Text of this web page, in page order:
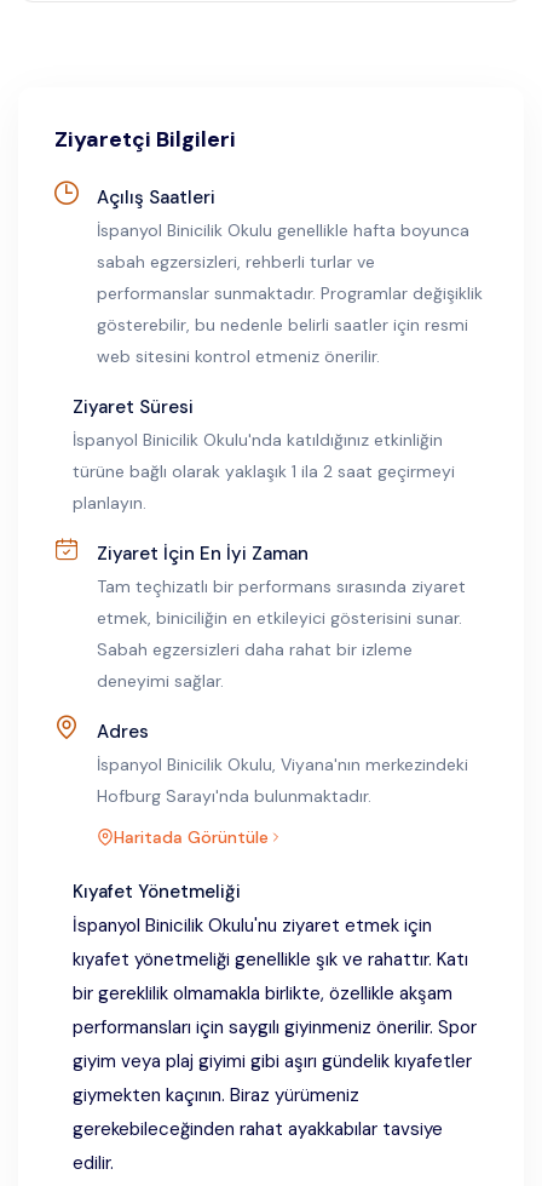
Ziyaretçi Bilgileri
Açılış Saatleri
İspanyol Binicilik Okulu genellikle hafta boyunca
sabah egzersizleri, rehberli turlar ve
performanslar sunmaktadır. Programlar değişiklik
gösterebilir, bu nedenle belirli saatler için resmi
web sitesini kontrol etmeniz önerilir.
Ziyaret Süresi
İspanyol Binicilik Okulu'nda katıldığınız etkinliğin
türüne bağlı olarak yaklaşık 1 ila 2 saat geçirmeyi
planlayın.
Ziyaret İçin En İyi Zaman
Tam teçhizatlı bir performans sırasında ziyaret
etmek, biniciliğin en etkileyici gösterisini sunar.
Sabah egzersizleri daha rahat bir izleme
deneyimi sağlar.
Adres
İspanyol Binicilik Okulu, Viyana'nın merkezindeki
Hofburg Sarayı'nda bulunmaktadır.
Haritada Görüntüle
Kıyafet Yönetmeliği
İspanyol Binicilik Okulu'nu ziyaret etmek için
kıyafet yönetmeliği genellikle şık ve rahattır. Katı
bir gereklilik olmamakla birlikte, özellikle akşam
performansları için saygılı giyinmeniz önerilir. Spor
giyim veya plaj giyimi gibi aşırı gündelik kıyafetler
giymekten kaçının. Biraz yürümeniz
gerekebileceğinden rahat ayakkabılar tavsiye
edilir.